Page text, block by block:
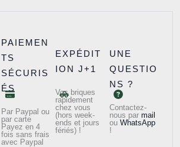
PAIEMEN
TS
SÉCURIS
ÉS
Par Paypal ou
par carte
Payez en 4
fois sans frais
avec Paypal
EXPÉDIT
ION J+1
Vos briques
rapidement
chez vous
(hors week-
ends et jours
fériés) !
UNE
QUESTIO
NS ?
Contactez-
nous par mail
ou WhatsApp
!